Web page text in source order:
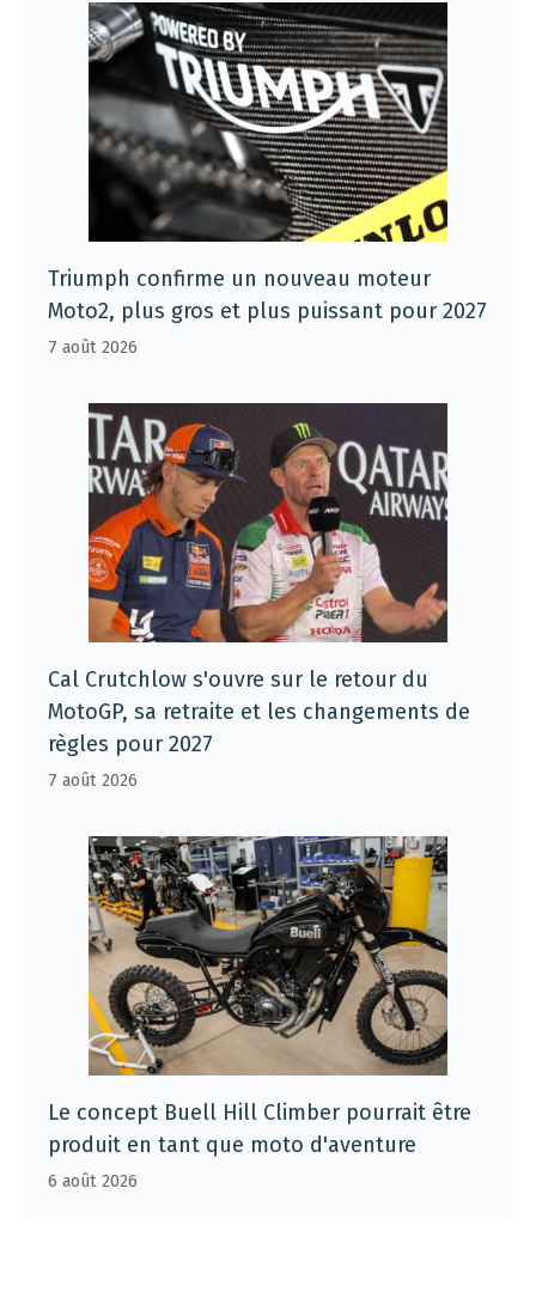
Triumph confirme un nouveau moteur
Moto2, plus gros et plus puissant pour 2027
7 août 2026
Cal Crutchlow s'ouvre sur le retour du
MotoGP, sa retraite et les changements de
règles pour 2027
7 août 2026
Le concept Buell Hill Climber pourrait être
produit en tant que moto d'aventure
6 août 2026